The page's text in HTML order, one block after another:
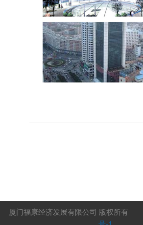
厦门福康经济发展有限公司 版权所有